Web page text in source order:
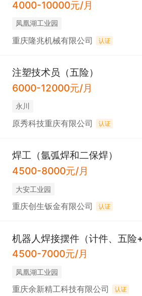
4000-10000元/月
凤凰湖工业园
重庆隆兆机械有限公司 认证
注塑技术员（五险）
6000-12000元/月
永川
原秀科技重庆有限公司 认证
焊工（氩弧焊和二保焊）
4500-8000元/月
大安工业园
重庆创生钣金有限公司 认证
4500-7000元/月
凤凰湖工业园
重庆余新精工科技有限公司 认证